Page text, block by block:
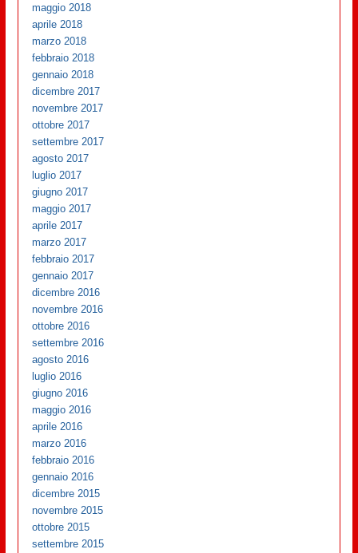
maggio 2018
aprile 2018
marzo 2018
febbraio 2018
gennaio 2018
dicembre 2017
novembre 2017
ottobre 2017
settembre 2017
agosto 2017
luglio 2017
giugno 2017
maggio 2017
aprile 2017
marzo 2017
febbraio 2017
gennaio 2017
dicembre 2016
novembre 2016
ottobre 2016
settembre 2016
agosto 2016
luglio 2016
giugno 2016
maggio 2016
aprile 2016
marzo 2016
febbraio 2016
gennaio 2016
dicembre 2015
novembre 2015
ottobre 2015
settembre 2015